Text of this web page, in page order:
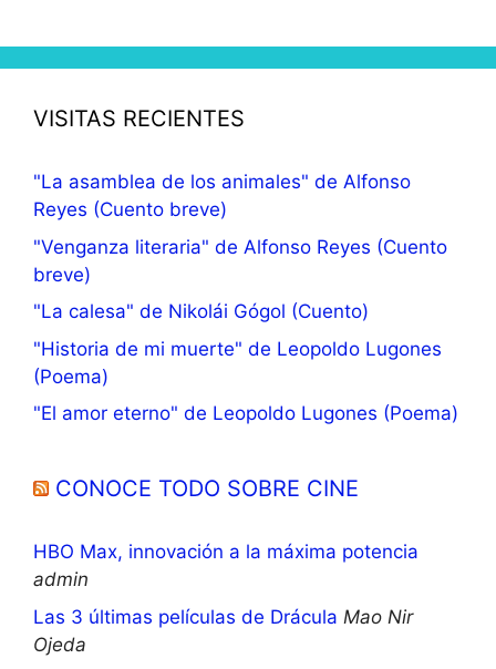
VISITAS RECIENTES
"La asamblea de los animales" de Alfonso
Reyes (Cuento breve)
"Venganza literaria" de Alfonso Reyes (Cuento
breve)
"La calesa" de Nikolái Gógol (Cuento)
"Historia de mi muerte" de Leopoldo Lugones
(Poema)
"El amor eterno" de Leopoldo Lugones (Poema)
CONOCE TODO SOBRE CINE
HBO Max, innovación a la máxima potencia
admin
Las 3 últimas películas de Drácula Mao Nir
Ojeda